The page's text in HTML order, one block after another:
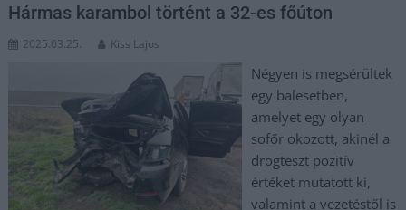
Hármas karambol történt a 32-es főúton
2025.03.25. Kiss Lajos
Négyen is megsérültek
egy balesetben,
amelyet egy olyan
sofőr okozott, akinél a
drogteszt pozitív
értéket mutatott ki,
valamint a vezetéstől is